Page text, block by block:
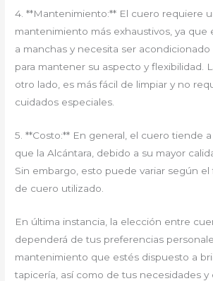
4. **Mantenimiento:** El cuero requiere
mantenimiento más exhaustivos, ya que
a manchas y necesita ser
para mantener su aspecto y flexibilidad.
otro lado, es más fácil de limpiar y no
cuidados especiales.
5. **Costo:** En general, el cuero tiende
que la Alcántara, debido a su mayor
Sin embargo, esto puede variar según
de cuero utilizado.
En última instancia, la elección entre
dependerá de tus preferencias
mantenimiento que estés dispuesto a
tapicería, así como de tus necesidades y